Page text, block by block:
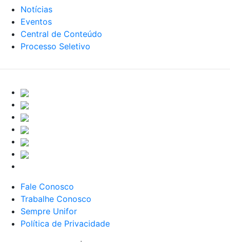
Notícias
Eventos
Central de Conteúdo
Processo Seletivo
Fale Conosco
Trabalhe Conosco
Sempre Unifor
Política de Privacidade